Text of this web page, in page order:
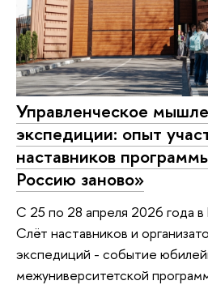
Управленческое
экспедиции: опыт
наставников
Россию заново»
С 25 по 28 апреля 2026 года
Слёт наставников и
экспедиций - событие
межуниверситетской